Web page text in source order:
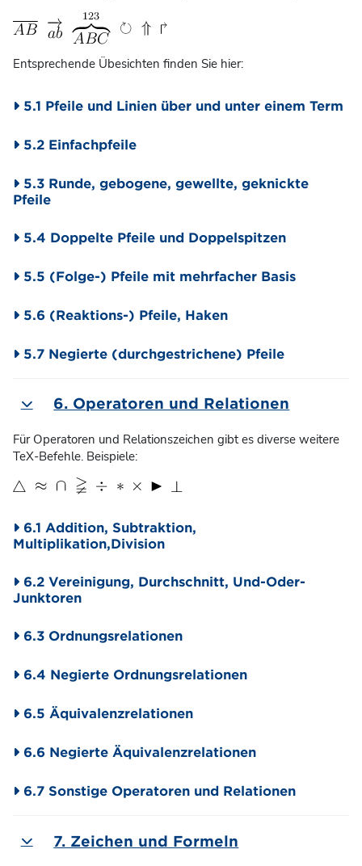
Entsprechende Übesichten finden Sie hier:
5.1 Pfeile und Linien über und unter einem Term
5.2 Einfachpfeile
5.3 Runde, gebogene, gewellte, geknickte
Pfeile
5.4 Doppelte Pfeile und Doppelspitzen
5.5 (Folge-) Pfeile mit mehrfacher Basis
5.6 (Reaktions-) Pfeile, Haken
5.7 Negierte (durchgestrichene) Pfeile
Einklappen6. Operatoren und Relationen
Für Operatoren und Relationszeichen gibt es diverse weitere
TeX-Befehle. Beispiele:
6.1 Addition, Subtraktion,
Multiplikation,Division
6.2 Vereinigung, Durchschnitt, Und-Oder-
Junktoren
6.3 Ordnungsrelationen
6.4 Negierte Ordnungsrelationen
6.5 Äquivalenzrelationen
6.6 Negierte Äquivalenzrelationen
6.7 Sonstige Operatoren und Relationen
Einklappen7. Zeichen und Formeln